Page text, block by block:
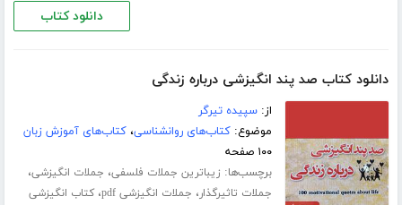
دانلود کتاب
دانلود کتاب صد پند انگیزشی درباره زندگی
از:سپیده تیرگر
موضوع:کتاب‌های روانشناسی،کتاب‌های آموزش زبان
۱۰۰ صفحه
برچسب‌ها: زیباترین جملات فلسفی، جملات انگیزشی،
جملات تاثیرگذار، جملات انگیزشی pdf ،کتاب انگیزشی